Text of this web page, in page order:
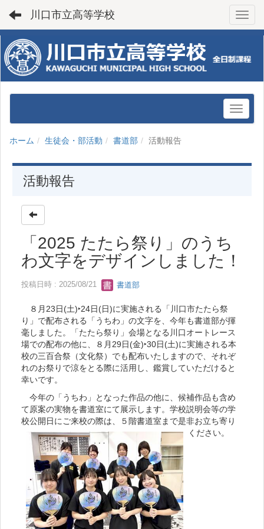
川口市立高等学校
ホーム 生徒会・部活動 書道部 活動報告
活動報告
「2025 たたら祭り」のうち
わ文字をデザインしました！
投稿日時 : 2025/08/21 書道部
８月23日(土)‣24日(日)に実施される「川口市たたら祭
り」で配布される「うちわ」の文字を、今年も書道部が揮
毫しました。「たたら祭り」会場となる川口オートレース
場での配布の他に、８月29日(金)‣30日(土)に実施される本
校の三百合祭（文化祭）でも配布いたしますので、それぞ
れのお祭りで涼をとる際に活用し、鑑賞していただけると
幸いです。
今年の「うちわ」となった作品の他に、候補作品も含め
て原案の実物を書道室にて展示します。学校説明会等の学
校公開日にご来校の際は、５階書道室まで是非お立ち寄り
ください。